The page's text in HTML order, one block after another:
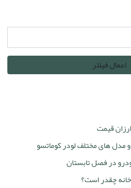
قیمت
مدل های مختلف لودر کوماتسو
در فصل تابستان
چقدر است؟